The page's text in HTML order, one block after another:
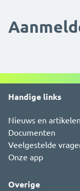
Handige links
Nieuws en artikelen
Documenten
Veelgestelde
Onze app
Overige